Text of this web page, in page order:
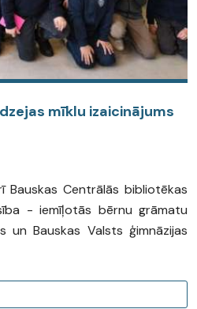
mīklu izaicinājums
Centrālās bibliotēkas
- iemīļotās bērnu grāmatu
un Bauskas Valsts ģimnāzijas